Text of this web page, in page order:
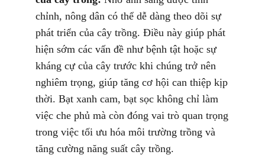
chỉnh, nông dân có thể dễ dàng theo dõi sự
phát triển của cây trồng. Điều này giúp phát
hiện sớm các vấn đề như bệnh tật hoặc sự
kháng cự của cây trước khi chúng trở nên
nghiêm trọng, giúp tăng cơ hội can thiệp kịp
thời. Bạt xanh cam, bạt sọc không chỉ làm
việc che phủ mà còn đóng vai trò quan trọng
trong việc tối ưu hóa môi trường trồng và
tăng cường năng suất cây trồng.